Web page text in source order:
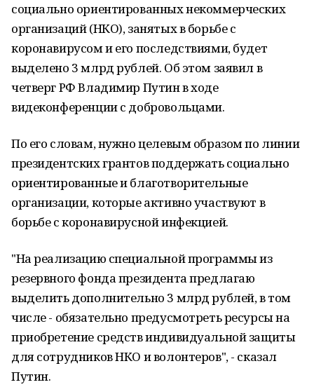
социально ориентированных некоммерческих
организаций (НКО), занятых в борьбе с
коронавирусом и его последствиями, будет
выделено 3 млрд рублей. Об этом заявил в
четверг РФ Владимир Путин в ходе
видеконференции с добровольцами.
По его словам, нужно целевым образом по линии
президентских грантов поддержать социально
ориентированные и благотворительные
организации, которые активно участвуют в
борьбе с коронавирусной инфекцией.
"На реализацию специальной программы из
резервного фонда президента предлагаю
выделить дополнительно 3 млрд рублей, в том
числе - обязательно предусмотреть ресурсы на
приобретение средств индивидуальной защиты
для сотрудников НКО и волонтеров", - сказал
Путин.